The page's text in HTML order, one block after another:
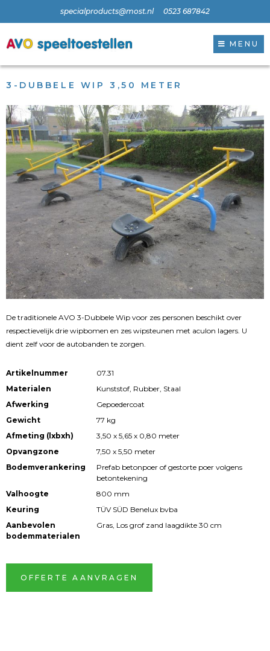
specialproducts@most.nl 0523 687842
MENU
3-DUBBELE WIP 3,50 METER
De traditionele AVO 3-Dubbele Wip voor zes personen beschikt over
respectievelijk drie wipbomen en zes wipsteunen met aculon lagers. U
dient zelf voor de autobanden te zorgen.
Artikelnummer
07.31
Materialen
Kunststof, Rubber, Staal
Afwerking
Gepoedercoat
Gewicht
77 kg
Afmeting (lxbxh)
3,50 x 5,65 x 0,80 meter
Opvangzone
7,50 x 5,50 meter
Bodemverankering
Prefab betonpoer of gestorte poer volgens
betontekening
Valhoogte
800 mm
Keuring
TÜV SÜD Benelux bvba
Aanbevolen
bodemmaterialen
Gras, Los grof zand laagdikte 30 cm
OFFERTE AANVRAGEN